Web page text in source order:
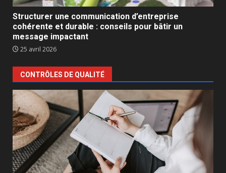
Structurer une communication d’entreprise
cohérente et durable : conseils pour bâtir un
message impactant
25 avril 2026
CONTRÔLES DE QUALITÉ